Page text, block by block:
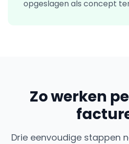
opgeslagen als concept
Zo werken
Drie eenvoudige stappen